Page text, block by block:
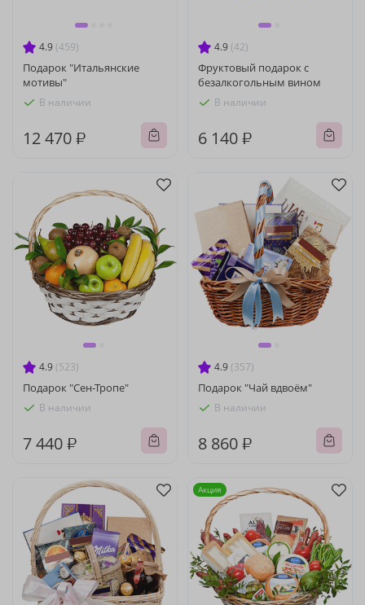
4.9 (459)
Подарок "Итальянские
мотивы"
В наличии
12 470 ₽
4.9 (42)
Фруктовый подарок с
безалкогольным вином
В наличии
6 140 ₽
4.9 (523)
Подарок "Сен-Тропе"
В наличии
7 440 ₽
4.9 (357)
Подарок "Чай вдвоём"
В наличии
8 860 ₽
Акция